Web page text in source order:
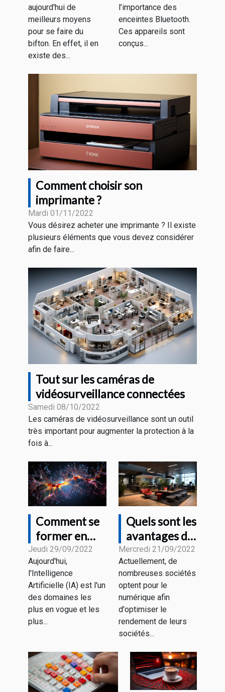
aujourd'hui de
meilleurs moyens
pour se faire du
bifton. En effet, il en
existe des...
l’importance des
enceintes Bluetooth.
Ces appareils sont
conçus...
Comment choisir son
imprimante ?
Mardi 01/11/2022
Vous désirez acheter une imprimante ? Il existe
plusieurs éléments que vous devez considérer
afin de faire...
Tout sur les caméras de
vidéosurveillance connectées
Samedi 08/10/2022
Les caméras de vidéosurveillance sont un outil
très important pour augmenter la protection à la
fois à...
Comment se
former en
Intelligence
Artificielle ?
Jeudi 29/09/2022
Aujourd'hui,
l'Intelligence
Artificielle (IA) est l'un
des domaines les
plus en vogue et les
plus...
Quels sont les
avantages du
marketing
digital ?
Mercredi 21/09/2022
Actuellement, de
nombreuses sociétés
optent pour le
numérique afin
d'optimiser le
rendement de leurs
sociétés...